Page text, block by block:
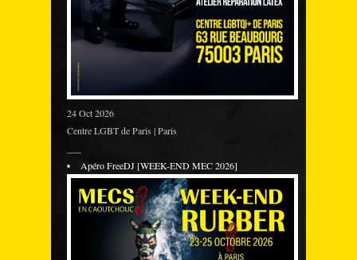
24 Oct 2026
Centre LGBT de Paris | Paris
Apéro FreeDJ [WEEK-END MEC 2026]